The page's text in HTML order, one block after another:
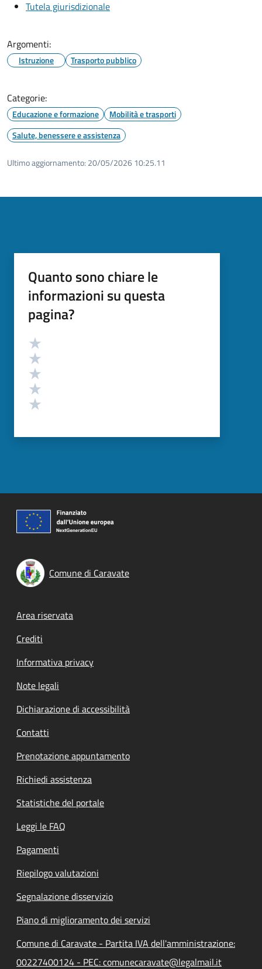
Tutela giurisdizionale
Argomenti:
Istruzione Trasporto pubblico
Categorie:
Educazione e formazione
Mobilità e trasporti
Salute, benessere e assistenza
Ultimo aggiornamento: 20/05/2026 10:25.11
Quanto sono chiare le
informazioni su questa
pagina?
Valutazione
Comune di Caravate
Footer menu
Area riservata
Crediti
Informativa privacy
Note legali
Dichiarazione di accessibilità
Contatti
Prenotazione appuntamento
Richiedi assistenza
Statistiche del portale
Leggi le FAQ
Pagamenti
Riepilogo valutazioni
Segnalazione disservizio
Piano di miglioramento dei servizi
Comune di Caravate - Partita IVA dell'amministrazione:
00227400124 - PEC: comunecaravate@legalmail.it